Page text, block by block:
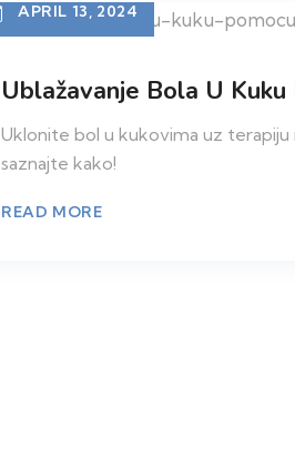
APRIL 13, 2024
Ublažavanje Bola U
Uklonite bol u kukovima uz
saznajte kako!
READ MORE